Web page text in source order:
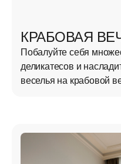
КРАБОВАЯ
Побалуйте себя
деликатесов и
веселья на крабовой